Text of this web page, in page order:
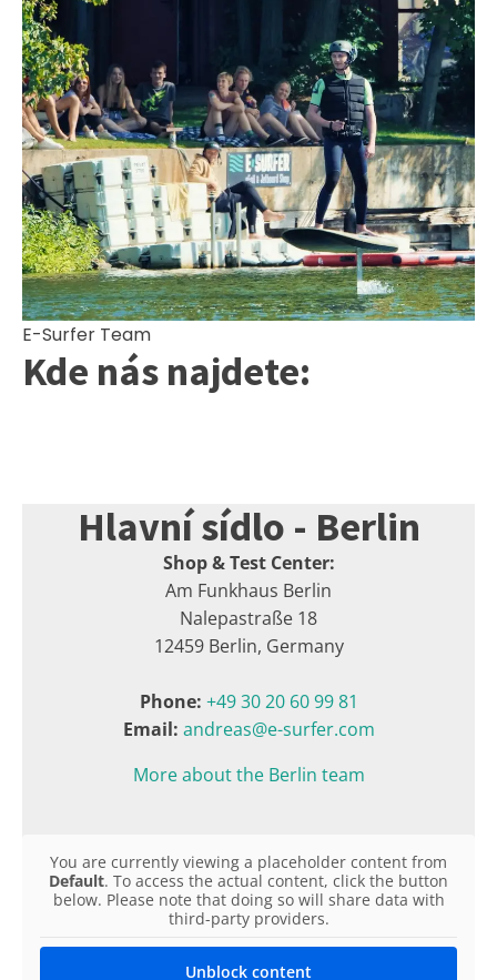
E-Surfer Team
Kde nás najdete:
Hlavní sídlo - Berlin
Shop & Test Center:
Am Funkhaus Berlin
Nalepastraße 18
12459 Berlin, Germany
Phone: +49 30 20 60 99 81
Email: andreas@e-surfer.com
More about the Berlin team
You are currently viewing a placeholder content from
Default. To access the actual content, click the button
below. Please note that doing so will share data with
third-party providers.
Unblock content